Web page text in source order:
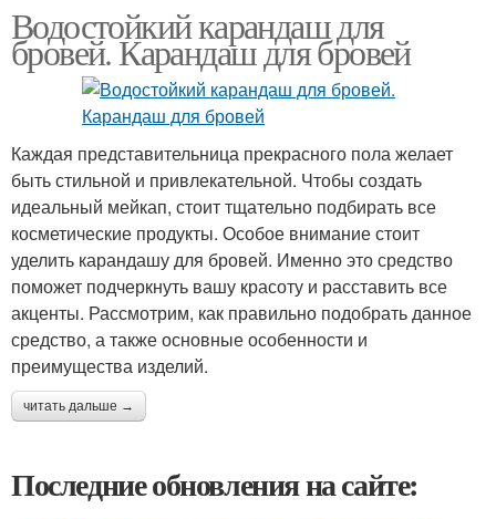
Водостойкий карандаш для
бровей. Карандаш для бровей
Каждая представительница прекрасного пола желает
быть стильной и привлекательной. Чтобы создать
идеальный мейкап, стоит тщательно подбирать все
косметические продукты. Особое внимание стоит
уделить карандашу для бровей. Именно это средство
поможет подчеркнуть вашу красоту и расставить все
акценты. Рассмотрим, как правильно подобрать данное
средство, а также основные особенности и
преимущества изделий.
читать дальше →
Последние обновления на сайте: